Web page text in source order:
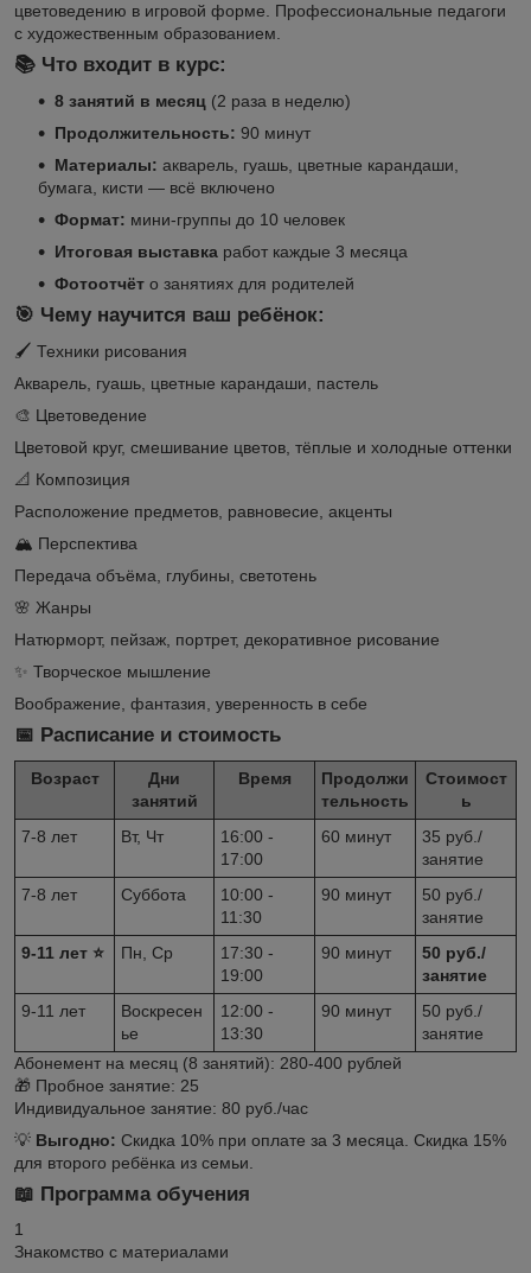
цветоведению в игровой форме. Профессиональные педагоги
с художественным образованием.
📚 Что входит в курс:
8 занятий в месяц (2 раза в неделю)
Продолжительность: 90 минут
Материалы: акварель, гуашь, цветные карандаши,
бумага, кисти — всё включено
Формат: мини-группы до 10 человек
Итоговая выставка работ каждые 3 месяца
Фотоотчёт о занятиях для родителей
🎯 Чему научится ваш ребёнок:
🖌️ Техники рисования
Акварель, гуашь, цветные карандаши, пастель
🎨 Цветоведение
Цветовой круг, смешивание цветов, тёплые и холодные оттенки
📐 Композиция
Расположение предметов, равновесие, акценты
🏔️ Перспектива
Передача объёма, глубины, светотень
🌸 Жанры
Натюрморт, пейзаж, портрет, декоративное рисование
✨ Творческое мышление
Воображение, фантазия, уверенность в себе
📅 Расписание и стоимость
Возраст
Дни
занятий
Время
Продолжи
тельность
Стоимост
ь
7-8 лет
Вт, Чт
16:00 -
17:00
60 минут
35 руб./
занятие
7-8 лет
Суббота
10:00 -
11:30
90 минут
50 руб./
занятие
9-11 лет ⭐
Пн, Ср
17:30 -
19:00
90 минут
50 руб./
занятие
9-11 лет
Воскресен
ье
12:00 -
13:30
90 минут
50 руб./
занятие
Абонемент на месяц (8 занятий): 280-400 рублей
🎁 Пробное занятие: 25
Индивидуальное занятие: 80 руб./час
💡 Выгодно: Скидка 10% при оплате за 3 месяца. Скидка 15%
для второго ребёнка из семьи.
📖 Программа обучения
1
Знакомство с материалами